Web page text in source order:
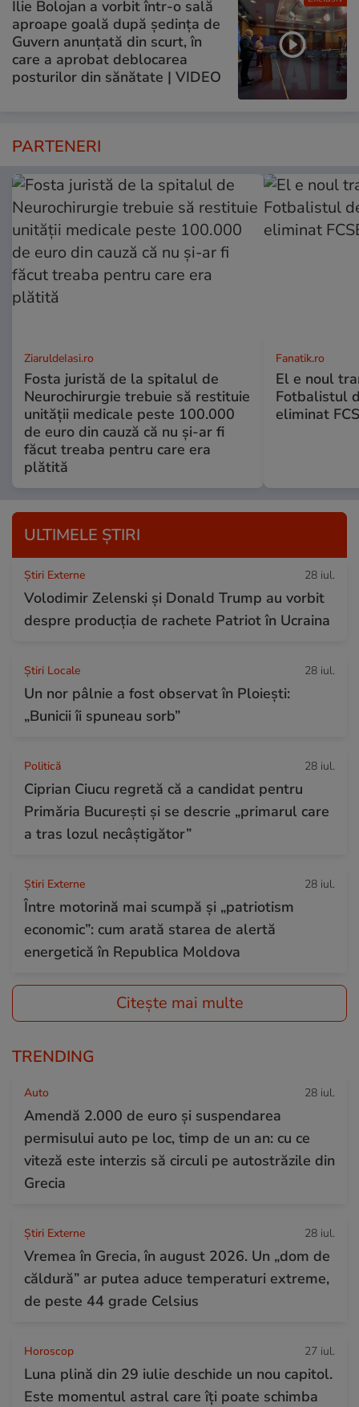
Ilie Bolojan a vorbit într-o sală
aproape goală după ședința de
Guvern anunțată din scurt, în
care a aprobat deblocarea
posturilor din sănătate | VIDEO
PARTENERI
ZiaruldeIasi.ro
Fosta juristă de la spitalul de
Neurochirurgie trebuie să restituie
unității medicale peste 100.000
de euro din cauză că nu și-ar fi
făcut treaba pentru care era
plătită
Fanatik.ro
El e noul
Fotbalistul
eliminat
ULTIMELE ȘTIRI
Știri Externe 28 iul.
Volodimir Zelenski și Donald Trump au vorbit
despre producția de rachete Patriot în Ucraina
Știri Locale 28 iul.
Un nor pâlnie a fost observat în Ploiești:
„Bunicii îi spuneau sorb”
Politică 28 iul.
Ciprian Ciucu regretă că a candidat pentru
Primăria București și se descrie „primarul care
a tras lozul necâștigător”
Știri Externe 28 iul.
Între motorină mai scumpă și „patriotism
economic”: cum arată starea de alertă
energetică în Republica Moldova
Citește mai multe
TRENDING
Auto 28 iul.
Amendă 2.000 de euro și suspendarea
permisului auto pe loc, timp de un an: cu ce
viteză este interzis să circuli pe autostrăzile din
Grecia
Știri Externe 28 iul.
Vremea în Grecia, în august 2026. Un „dom de
căldură” ar putea aduce temperaturi extreme,
de peste 44 grade Celsius
Horoscop 27 iul.
Luna plină din 29 iulie deschide un nou capitol.
Este momentul astral care îți poate schimba